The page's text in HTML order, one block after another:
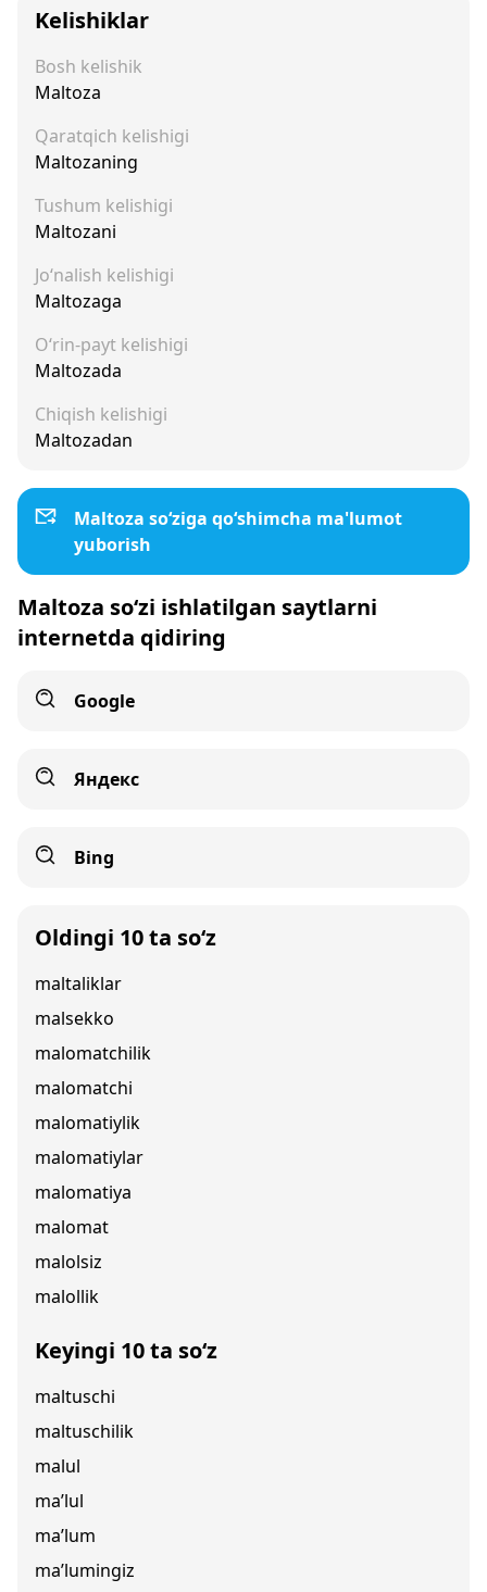
Kelishiklar
Bosh kelishik
Maltoza
Qaratqich kelishigi
Maltozaning
Tushum kelishigi
Maltozani
Jo‘nalish kelishigi
Maltozaga
O‘rin-payt kelishigi
Maltozada
Chiqish kelishigi
Maltozadan
Maltoza so‘ziga qo‘shimcha ma'lumot
yuborish
Maltoza so‘zi ishlatilgan saytlarni
internetda qidiring
Google
Яндекс
Bing
Oldingi 10 ta so‘z
maltaliklar
malsekko
malomatchilik
malomatchi
malomatiylik
malomatiylar
malomatiya
malomat
malolsiz
malollik
Keyingi 10 ta so‘z
maltuschi
maltuschilik
malul
ma’lul
ma’lum
ma’lumingiz